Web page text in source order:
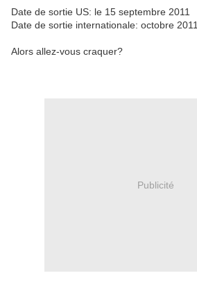
Date de sortie US: le 15 septembre 2011
Date de sortie internationale: octobre 2011
Alors allez-vous craquer?
Publicité